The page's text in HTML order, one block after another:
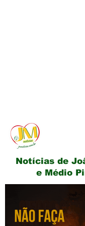
Notícias de
e Médio